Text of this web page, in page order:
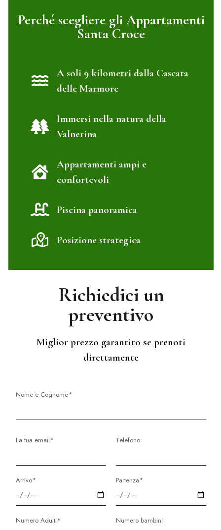
Perché scegliere gli Appartamenti
Santa Croce
A soli 9 kilometri dalla Cascata
delle Marmore
Immersi nella natura della
Valnerina
Appartamenti ampi e
confortevoli
Piscina panoramica
Posizione strategica
Richiedici un
preventivo
Miglior prezzo garantito se prenoti
direttamente
Nome e Cognome*
La tua email* Telefono
Arrivo* Partenza*
Numero Adulti* Numero bambini